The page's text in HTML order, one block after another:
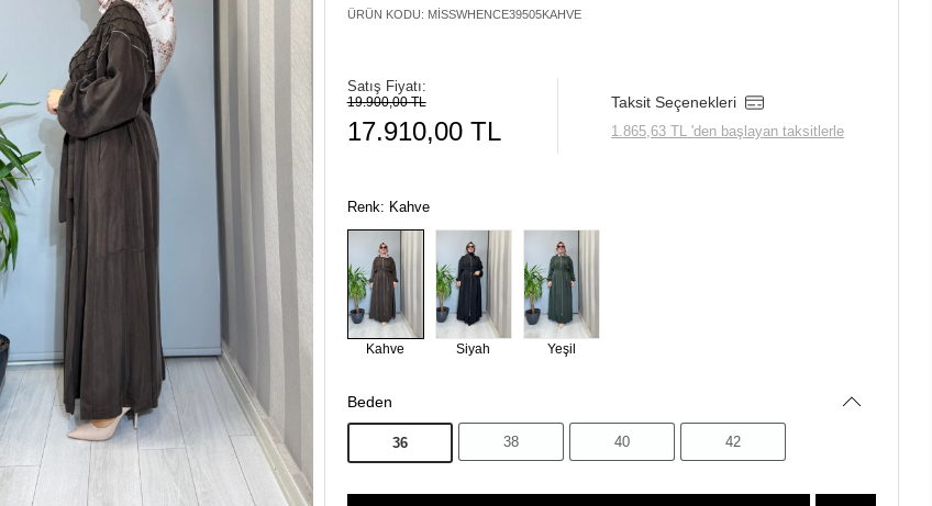
ÜRÜN KODU: MISSWHENCE39505KAHVE
Satış Fiyatı:
19.900,00 TL
17.910,00 TL
Taksit Seçenekleri
1.865,63 TL 'den başlayan taksitlerle
Renk: Kahve
Kahve Siyah Yeşil
Beden
36 38 40 42